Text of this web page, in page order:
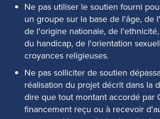
Ne pas utiliser le soutien fourni
un groupe sur la base de l'âge, de
de l'origine nationale, de
du handicap, de l'orientation
croyances religieuses.
Ne pas solliciter de soutien
réalisation du projet décrit dans la
dire que tout montant accordé par
financement reçu ou à recevoir